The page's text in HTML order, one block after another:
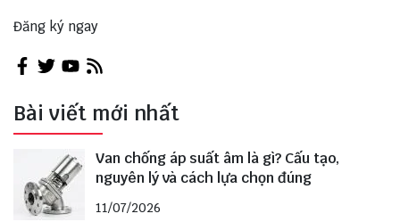
Đăng ký ngay
Bài viết mới nhất
Van chống áp suất âm là gì? Cấu tạo,
nguyên lý và cách lựa chọn đúng
11/07/2026